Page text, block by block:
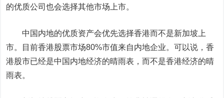
的优质公司也会选择其他市场上市。
中国内地的优质资产会优先选择香港而不是新加坡上
市。目前香港股票市场80%市值来自内地企业。可以说，香
港股市已经是中国内地经济的晴雨表，而不是香港经济的晴
雨表。